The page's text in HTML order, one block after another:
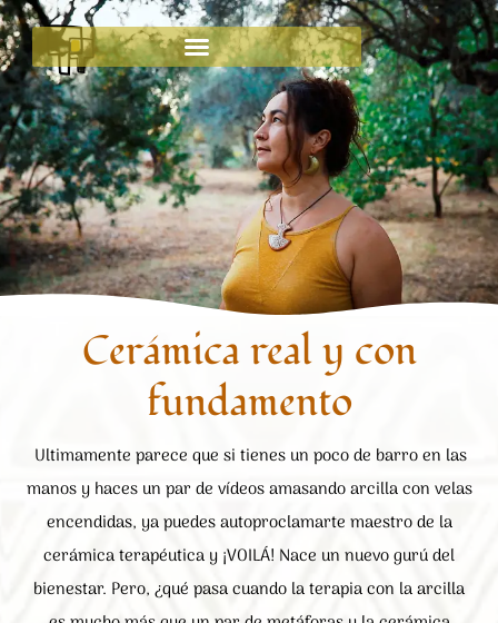
Ir
al
contenido
Cerámica real y con
fundamento
Ultimamente parece que si tienes un poco de barro en las
manos y haces un par de vídeos amasando arcilla con velas
encendidas, ya puedes autoproclamarte maestro de la
cerámica terapéutica y ¡VOILÁ! Nace un nuevo gurú del
bienestar. Pero, ¿qué pasa cuando la terapia con la arcilla